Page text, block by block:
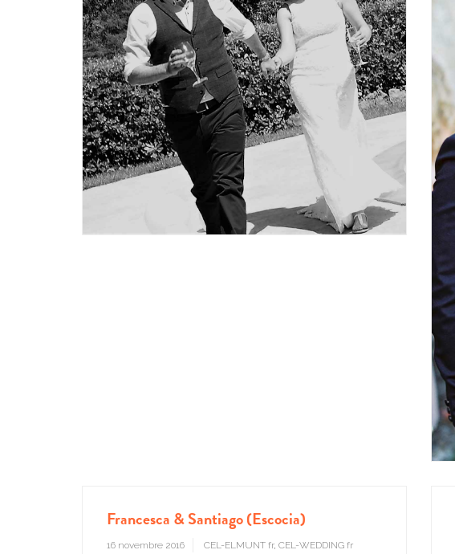
Francesca & Santiago (Escocia)
16 novembre 2016 CEL-ELMUNT fr, CEL-WEDDING fr